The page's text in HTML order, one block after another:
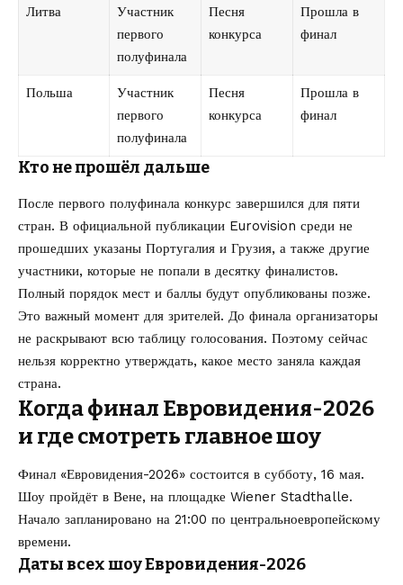
Литва
Участник
первого
полуфинала
Песня
конкурса
Прошла в
финал
Польша
Участник
первого
полуфинала
Песня
конкурса
Прошла в
финал
Кто не прошёл дальше
После первого полуфинала конкурс завершился для пяти
стран. В официальной публикации Eurovision среди не
прошедших указаны Португалия и Грузия, а также другие
участники, которые не попали в десятку финалистов.
Полный порядок мест и баллы будут опубликованы позже.
Это важный момент для зрителей. До финала организаторы
не раскрывают всю таблицу голосования. Поэтому сейчас
нельзя корректно утверждать, какое место заняла каждая
страна.
Когда финал Евровидения-2026
и где смотреть главное шоу
Финал «Евровидения-2026» состоится в субботу, 16 мая.
Шоу пройдёт в Вене, на площадке Wiener Stadthalle.
Начало запланировано на 21:00 по центральноевропейскому
времени.
Даты всех шоу Евровидения-2026